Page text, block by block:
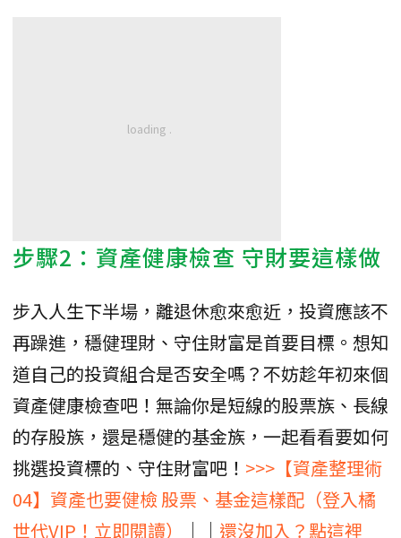
步驟2：資產健康檢查 守財要這樣做
步入人生下半場，離退休愈來愈近，投資應該不
再躁進，穩健理財、守住財富是首要目標。想知
道自己的投資組合是否安全嗎？不妨趁年初來個
資產健康檢查吧！無論你是短線的股票族、長線
的存股族，還是穩健的基金族，一起看看要如何
挑選投資標的、守住財富吧！ >>>【資產整理術
04】資產也要健檢 股票、基金這樣配（登入橘
世代VIP！立即閱讀）
││ 還沒加入？點這裡